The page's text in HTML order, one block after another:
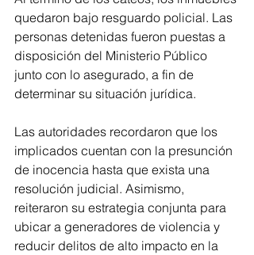
quedaron bajo resguardo policial. Las
personas detenidas fueron puestas a
disposición del Ministerio Público
junto con lo asegurado, a fin de
determinar su situación jurídica.
Las autoridades recordaron que los
implicados cuentan con la presunción
de inocencia hasta que exista una
resolución judicial. Asimismo,
reiteraron su estrategia conjunta para
ubicar a generadores de violencia y
reducir delitos de alto impacto en la